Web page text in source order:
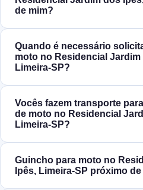
de mim?
Quando é necessário
moto no Residencial Jardim
Limeira‑SP?
Vocês fazem transporte
de moto no Residencial
Limeira‑SP?
Guincho para moto no
Ipês, Limeira‑SP próximo